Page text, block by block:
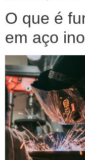
O que é
em aço